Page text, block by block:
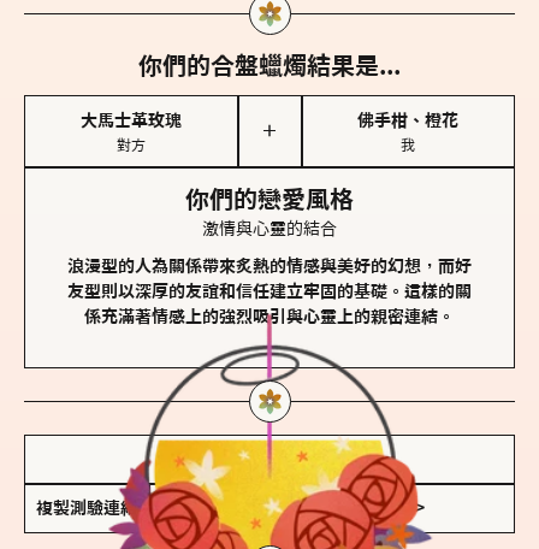
你們的合盤蠟燭結果是...
大馬士革玫瑰
對方
＋
佛手柑、橙花
我
你們的戀愛風格
激情與心靈的結合
浪漫型的人為關係帶來炙熱的情感與美好的幻想，而好
友型則以深厚的友誼和信任建立牢固的基礎。這樣的關
係充滿著情感上的強烈吸引與心靈上的親密連結。
儲存我的結果圖
複製測驗連結 查看香氛類型全解析 >>>